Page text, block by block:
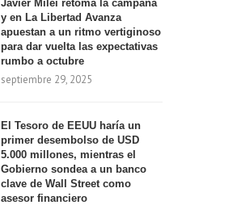
Javier Milei retoma la campaña
y en La Libertad Avanza
apuestan a un ritmo vertiginoso
para dar vuelta las expectativas
rumbo a octubre
septiembre 29, 2025
El Tesoro de EEUU haría un
primer desembolso de USD
5.000 millones, mientras el
Gobierno sondea a un banco
clave de Wall Street como
asesor financiero